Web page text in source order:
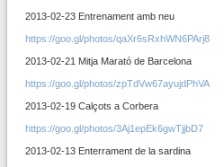
2013-02-23 Entrenament amb neu
https://goo.gl/photos/qaXr6sRxhWN6PArj8
2013-02-21 Mitja Marató de Barcelona
https://goo.gl/photos/zpTdVw67ayujdPhVA
2013-02-19 Calçots a Corbera
https://goo.gl/photos/3Aj1epEk6gwTjjbD7
2013-02-13 Enterrament de la sardina